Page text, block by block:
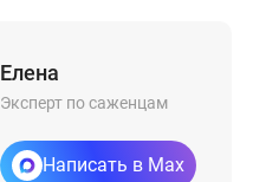
Елена
Эксперт по саженцам
Написать в Max